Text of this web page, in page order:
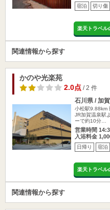
宿泊 切り傷
楽天トラベル
関連情報から探す
かのや光楽苑
2.0点/ 2 件
石川県 / 加
小松駅9.88km
JR加賀温泉駅
ーで約10分…
営業時間
入浴料金
日帰り 宿泊
楽天トラベル
関連情報から探す